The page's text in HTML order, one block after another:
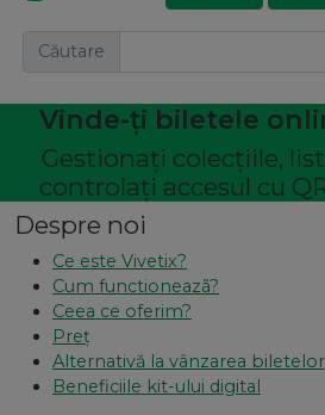
Căutare
Vinde-ți biletele
Gestionați colecțiile,
controlați accesul cu
Despre noi
Ce este Vivetix?
Cum functioneazã?
Ceea ce oferim?
Preț
Alternativă la vânzarea biletelor
Beneficiile kit-ului digital